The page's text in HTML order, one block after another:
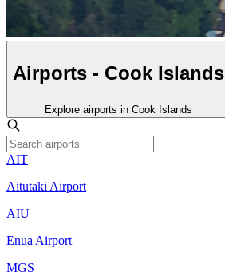
Airports - Cook Islands
Explore airports in Cook Islands
AIT
Aitutaki Airport
AIU
Enua Airport
MGS